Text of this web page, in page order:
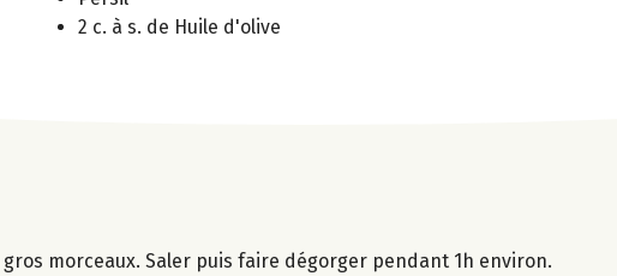
2 c. à s. de Huile d'olive
morceaux. Saler puis faire dégorger pendant 1h environ.